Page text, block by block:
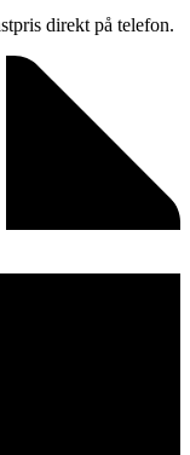
direkt på telefon.